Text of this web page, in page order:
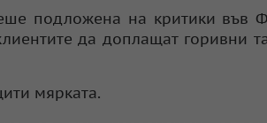
подложена на критики във
да доплащат горивни
мярката.